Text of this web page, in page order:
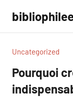
contenu
Uncategorized
Pourquoi